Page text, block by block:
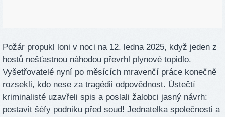
Požár propukl loni v noci na 12. ledna 2025, když jeden z
hostů nešťastnou náhodou převrhl plynové topidlo.
Vyšetřovatelé nyní po měsících mravenčí práce konečně
rozsekli, kdo nese za tragédii odpovědnost. Ústečtí
kriminalisté uzavřeli spis a poslali žalobci jasný návrh:
postavit šéfy podniku před soud! Jednatelka společnosti a